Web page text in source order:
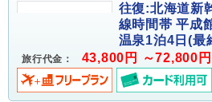
往復:北海道新
線時間帯 平成
温泉1泊4日(最
旅行代金： 43,800円 ～72,800円